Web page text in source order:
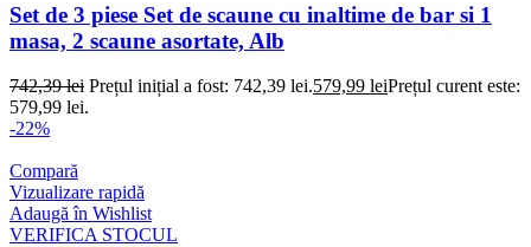
Set de 3 piese Set de scaune cu inaltime de bar si 1
masa, 2 scaune asortate, Alb
742,39lei Prețul inițial a fost: 742,39 lei.579,99 leiPrețul curent este:
579,99 lei.
-22%
Compară
Vizualizare rapidă
Adaugă în Wishlist
VERIFICA STOCUL